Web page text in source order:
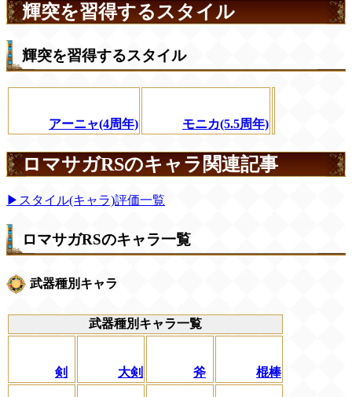
輝突を習得するスタイル
輝突を習得するスタイル
アーニャ(4周年) モニカ(5.5周年)
ロマサガRSのキャラ関連記事
▶スタイル(キャラ)評価一覧
ロマサガRSのキャラ一覧
武器種別キャラ
武器種別キャラ一覧
剣 大剣 斧 棍棒